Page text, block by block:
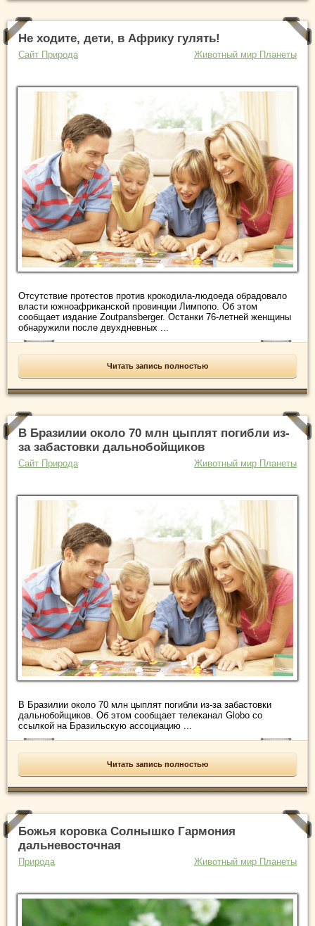
Не ходите, дети, в Африку гулять!
Сайт Природа Животный мир Планеты
Отсутствие протестов против крокодила-людоеда обрадовало
власти южноафриканской провинции Лимпопо. Об этом
сообщает издание Zoutpansberger. Останки 76-летней женщины
обнаружили после двухдневных ...
Читать запись полностью
В Бразилии около 70 млн цыплят погибли из-
за забастовки дальнобойщиков
Сайт Природа Животный мир Планеты
В Бразилии около 70 млн цыплят погибли из-за забастовки
дальнобойщиков. Об этом сообщает телеканал Globo со
ссылкой на Бразильскую ассоциацию ...
Читать запись полностью
Божья коровка Солнышко Гармония
дальневосточная
Природа Животный мир Планеты